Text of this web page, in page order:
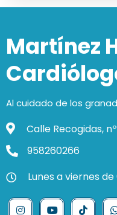
Martínez
Al cuidado de los
Calle Recogidas,
958260266
Lunes a viernes de